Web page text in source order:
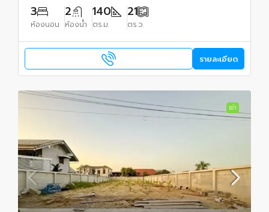
3
ห้องนอน
2
ห้องน้ำ
140
ตร.ม.
21
ตร.ว.
รายละเอียด
เช่า